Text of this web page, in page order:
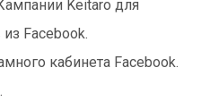
Keitaro для
Facebook.
кабинета Facebook.
.